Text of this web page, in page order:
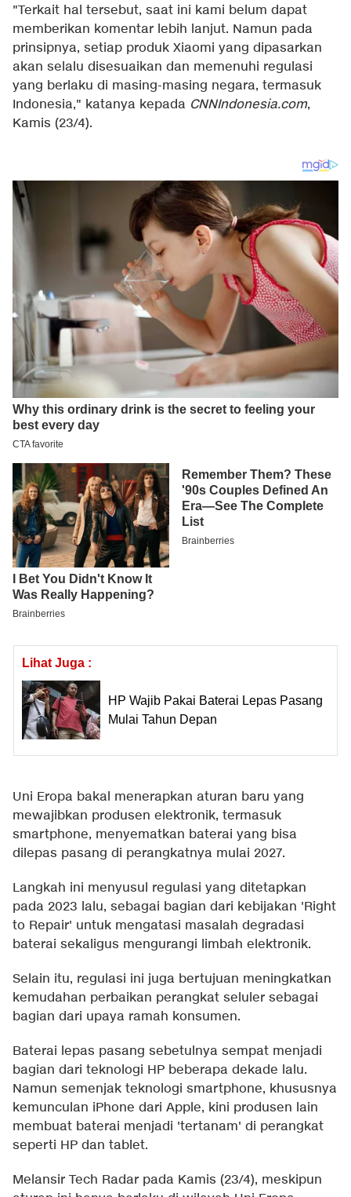
"Terkait hal tersebut, saat ini kami belum dapat
memberikan komentar lebih lanjut. Namun pada
prinsipnya, setiap produk Xiaomi yang dipasarkan
akan selalu disesuaikan dan memenuhi regulasi
yang berlaku di masing-masing negara, termasuk
Indonesia," katanya kepada CNNIndonesia.com,
Kamis (23/4).
Lihat Juga :
HP Wajib Pakai Baterai Lepas Pasang
Mulai Tahun Depan
Uni Eropa bakal menerapkan aturan baru yang
mewajibkan produsen elektronik, termasuk
smartphone, menyematkan baterai yang bisa
dilepas pasang di perangkatnya mulai 2027.
Langkah ini menyusul regulasi yang ditetapkan
pada 2023 lalu, sebagai bagian dari kebijakan 'Right
to Repair' untuk mengatasi masalah degradasi
baterai sekaligus mengurangi limbah elektronik.
Selain itu, regulasi ini juga bertujuan meningkatkan
kemudahan perbaikan perangkat seluler sebagai
bagian dari upaya ramah konsumen.
Baterai lepas pasang sebetulnya sempat menjadi
bagian dari teknologi HP beberapa dekade lalu.
Namun semenjak teknologi smartphone, khususnya
kemunculan iPhone dari Apple, kini produsen lain
membuat baterai menjadi 'tertanam' di perangkat
seperti HP dan tablet.
Melansir Tech Radar pada Kamis (23/4), meskipun